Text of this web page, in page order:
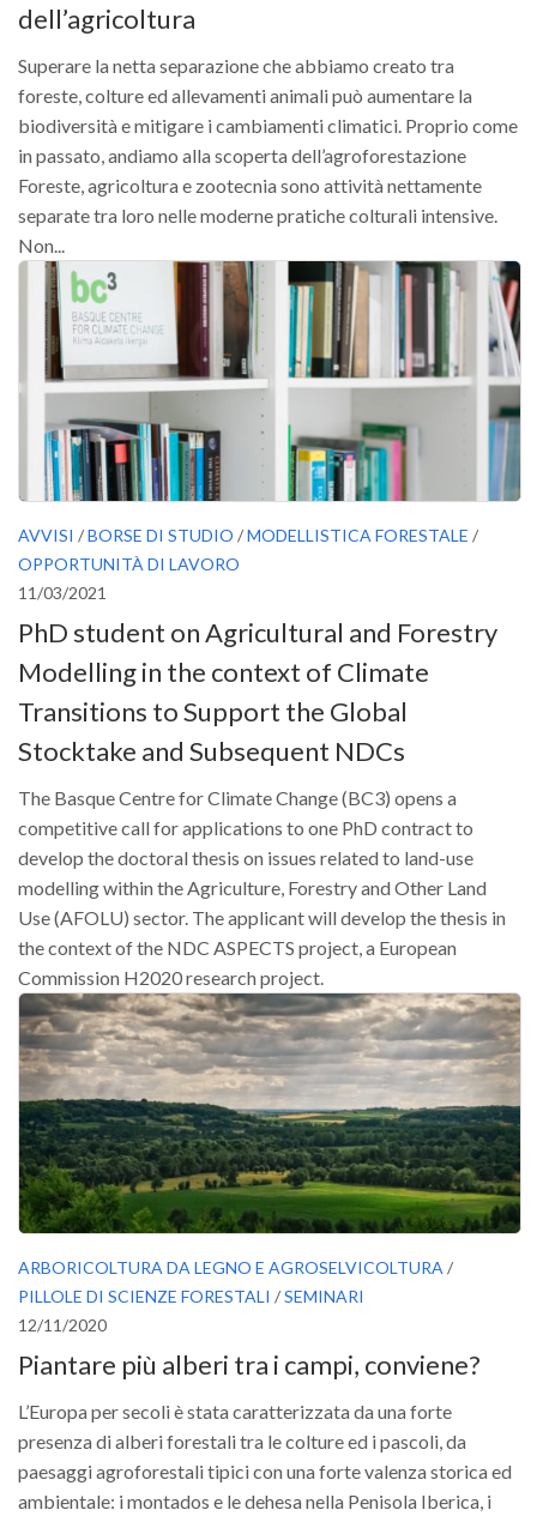
Redazione
Pagina Principale
Editoriali
Pillole di Scienze Forestali
Highlights
#FOCUSINCENDI
Cartella Stampa
Comunicati
Infografiche
Video
PDF
SISEF Notebook (Rassegna Stampa)
SISEF Eventi
SISEF@Facebook
@SISEF Tweets
Redazione SISEF.ORG
dell’agricoltura
Superare la netta separazione che abbiamo creato tra
foreste, colture ed allevamenti animali può aumentare la
biodiversità e mitigare i cambiamenti climatici. Proprio come
in passato, andiamo alla scoperta dell’agroforestazione
Foreste, agricoltura e zootecnia sono attività nettamente
separate tra loro nelle moderne pratiche colturali intensive.
Non...
AVVISI /BORSE DI STUDIO /MODELLISTICA FORESTALE /
OPPORTUNITÀ DI LAVORO
11/03/2021
PhD student on Agricultural and Forestry
Modelling in the context of Climate
Transitions to Support the Global
Stocktake and Subsequent NDCs
The Basque Centre for Climate Change (BC3) opens a
competitive call for applications to one PhD contract to
develop the doctoral thesis on issues related to land-use
modelling within the Agriculture, Forestry and Other Land
Use (AFOLU) sector. The applicant will develop the thesis in
the context of the NDC ASPECTS project, a European
Commission H2020 research project.
ARBORICOLTURA DA LEGNO E AGROSELVICOLTURA /
PILLOLE DI SCIENZE FORESTALI /SEMINARI
12/11/2020
Piantare più alberi tra i campi, conviene?
L’Europa per secoli è stata caratterizzata da una forte
presenza di alberi forestali tra le colture ed i pascoli, da
paesaggi agroforestali tipici con una forte valenza storica ed
ambientale: i montados e le dehesa nella Penisola Iberica, i